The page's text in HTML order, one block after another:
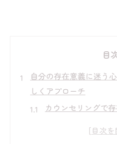
目
自分の存在意義に迷う
しくアプローチ
カウンセリングで